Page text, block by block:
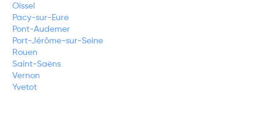
Oissel
Pacy-sur-Eure
Pont-Audemer
Port-Jérôme-sur-Seine
Rouen
Saint-Saëns
Vernon
Yvetot